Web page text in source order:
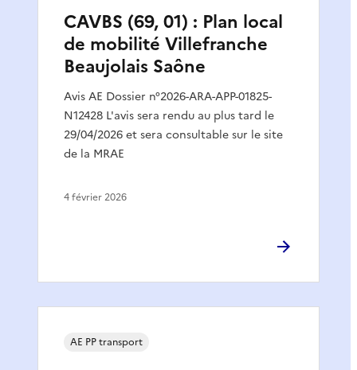
CAVBS (69, 01) : Plan local
de mobilité Villefranche
Beaujolais Saône
Avis AE Dossier n°2026-ARA-APP-01825-
N12428 L'avis sera rendu au plus tard le
29/04/2026 et sera consultable sur le site
de la MRAE
4 février 2026
AE PP transport